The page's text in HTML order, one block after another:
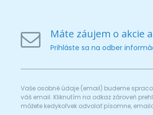
Máte záujem o akcie
Prihláste sa na odber
Vaše osobné údaje (email) budeme
váš email. Kliknutím na odkaz zároveň
môžete kedykoľvek odvolať písomne,